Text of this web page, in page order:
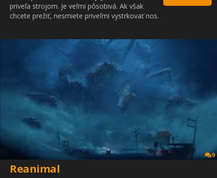
priveľa strojom. Je veľmi pôsobivá. Ak však
chcete prežiť, nesmiete priveľmi vystrkovať nos.
9
Reanimal